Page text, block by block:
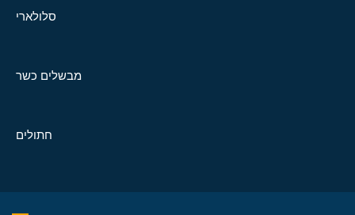
סלולארי
מבשלים כשר
חתולים